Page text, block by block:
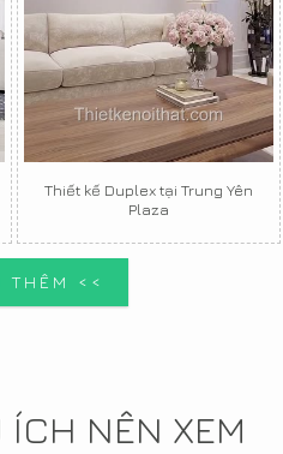
Thiết kế Duplex tại Trung Yên
Plaza
THÊM <<
NÊN XEM